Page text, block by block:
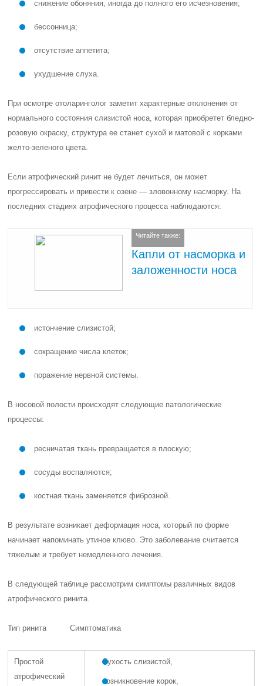
снижение обоняния, иногда до полного его исчезновения;
бессонница;
отсутствие аппетита;
ухудшение слуха.
При осмотре отоларинголог заметит характерные отклонения от
нормального состояния слизистой носа, которая приобретет бледно-
розовую окраску, структура ее станет сухой и матовой с корками
желто-зеленого цвета.
Если атрофический ринит не будет лечиться, он может
прогрессировать и привести к озене — зловонному насморку. На
последних стадиях атрофического процесса наблюдаются:
Читайте также:
Капли от насморка и
заложенности носа
истончение слизистой;
сокращение числа клеток;
поражение нервной системы.
В носовой полости происходят следующие патологические
процессы:
ресничатая ткань превращается в плоскую;
сосуды воспаляются;
костная ткань заменяется фиброзной.
В результате возникает деформация носа, который по форме
начинает напоминать утиное клюво. Это заболевание считается
тяжелым и требует немедленного лечения.
В следующей таблице рассмотрим симптомы различных видов
атрофического ринита.
Тип ринита Симптоматика
Простой
атрофический
Сухость слизистой,
возникновение корок,